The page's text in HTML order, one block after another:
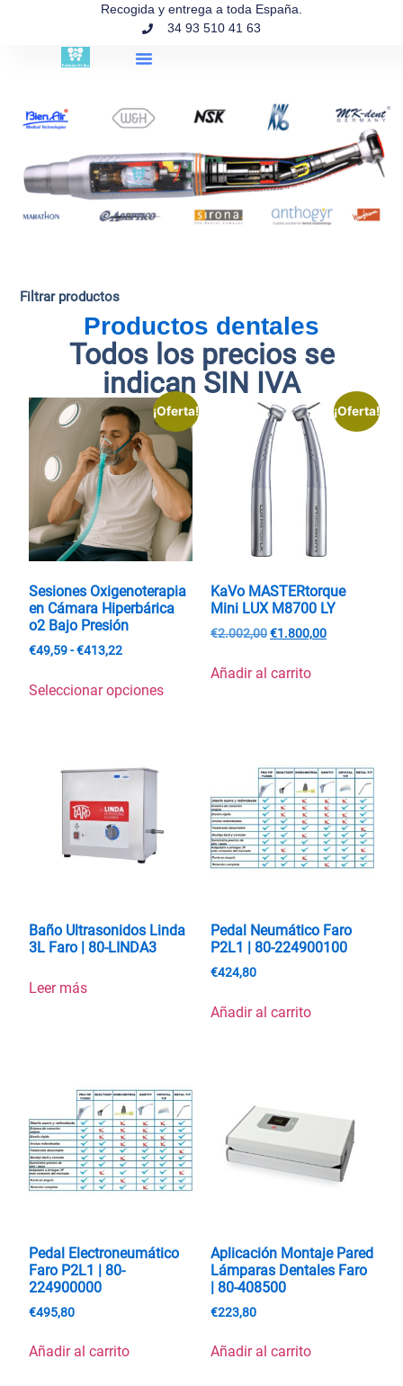
Recogida y entrega a toda España.
34 93 510 41 63
Filtrar productos
Productos dentales
Todos los precios se
indican SIN IVA
¡Oferta!
Sesiones Oxigenoterapia
en Cámara Hiperbárica
o2 Bajo Presión
€49,59 -€413,22
Seleccionar opciones
¡Oferta!
KaVo MASTERtorque
Mini LUX M8700 LY
€2.002,00€1.800,00
Añadir al carrito
Baño Ultrasonidos Linda
3L Faro | 80-LINDA3
Leer más
Pedal Neumático Faro
P2L1 | 80-224900100
€424,80
Añadir al carrito
Pedal Electroneumático
Faro P2L1 | 80-
224900000
€495,80
Añadir al carrito
Aplicación Montaje Pared
Lámparas Dentales Faro
| 80-408500
€223,80
Añadir al carrito